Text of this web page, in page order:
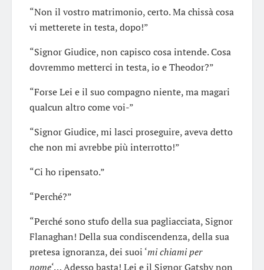
“Non il vostro matrimonio, certo. Ma chissà cosa
vi metterete in testa, dopo!”
“Signor Giudice, non capisco cosa intende. Cosa
dovremmo metterci in testa, io e Theodor?”
“Forse Lei e il suo compagno niente, ma magari
qualcun altro come voi-”
“Signor Giudice, mi lasci proseguire, aveva detto
che non mi avrebbe più interrotto!”
“Ci ho ripensato.”
“Perché?”
“Perché sono stufo della sua pagliacciata, Signor
Flanaghan! Della sua condiscendenza, della sua
pretesa ignoranza, dei suoi ‘mi chiami per
nome‘… Adesso basta! Lei e il Signor Gatsby non